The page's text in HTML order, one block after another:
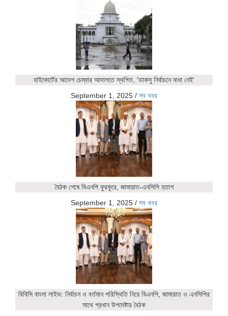
হাইকোর্টের আদেশ চেম্বার আদালতে স্থগিত, 'ডাকসু নির্বাচনে বাধা নেই'
September 1, 2025 / সব খবর
বৈঠক শেষে বিএনপি ফুরফুরে, জামায়াত-এনসিপি হতাশ
September 1, 2025 / সব খবর
বিবিসি বাংলা লাইভ: নির্বাচন ও বর্তমান পরিস্থিতি নিয়ে বিএনপি, জামায়াত ও এনসিপির
সাথে প্রধান উপদেষ্টার বৈঠক